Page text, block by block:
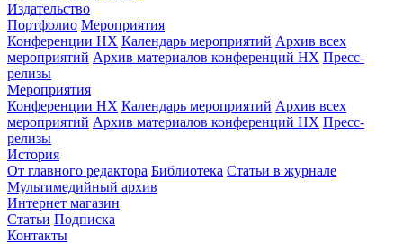
Издательство
Портфолио Мероприятия
Конференции НХ Календарь мероприятий Архив всех
мероприятий Архив материалов конференций НХ Пресс-
релизы
Мероприятия
Конференции НХ Календарь мероприятий Архив всех
мероприятий Архив материалов конференций НХ Пресс-
релизы
История
От главного редактора Библиотека Статьи в журнале
Мультимедийный архив
Интернет магазин
Статьи Подписка
Контакты